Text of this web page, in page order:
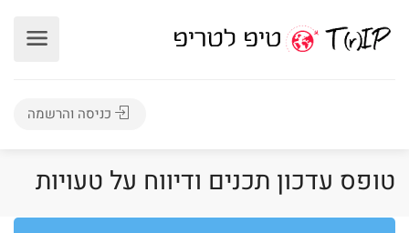
כניסה והרשמה
טופס עדכון תכנים ודיווח על טעויות